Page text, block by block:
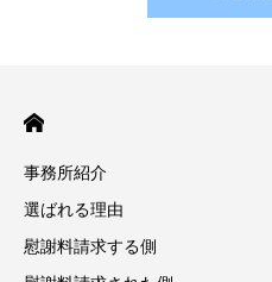
事務所紹介
選ばれる理由
慰謝料請求する側